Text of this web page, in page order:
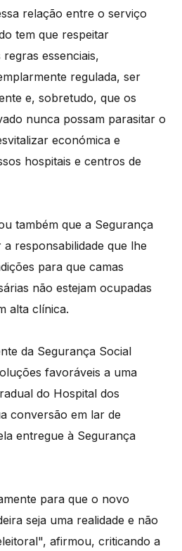
relação entre o serviço
tem que respeitar
essenciais,
regulada, ser
e, sobretudo, que os
nunca possam parasitar o
económica e
hospitais e centros de
também que a Segurança
responsabilidade que lhe
para que camas
não estejam ocupadas
alta clínica.
da Segurança Social
favoráveis a uma
do Hospital dos
conversão em lar de
entregue à Segurança
para que o novo
seja uma realidade e não
afirmou, criticando a